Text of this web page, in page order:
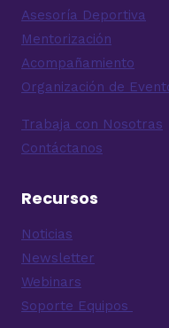
Asesoría Deportiva
Mentorización
Acompañamiento
Organización de
Trabaja con Nosotras
Contáctanos
Recursos
Noticias
Newsletter
Webinars
Soporte Equipos